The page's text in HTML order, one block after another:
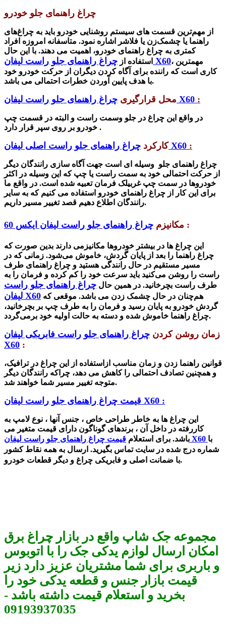
چراغ راهنمای جلو خودرو
از مهم‌ترین قسمت های سیستم روشنایی خودرو باید به چراغ‌های
راهنما یا چشمک‌زن یا فلاشر اشاره نمود. متاسفانه امروزه افراد
کمتری به چراغ راهنمای خودرو، اهمیت می دهند. با این حال
استفاده از چراغ راهنمای جلو راست لیفان X60، مهمترین
کاری است که راننده برای آگاه کردن دیگران از حرکت خودرو خود
با هدف پایین آوردن خطرات احتمالی می باشد.
محل قرارگیری چراغ راهنمای جلو راست لیفان X60 :
در واقع این چراغ در جلو وسمت راست و البته در قسمت چپ
.
کارکردچراغ راهنمای جلو راست اصلی لیفان X60 :
چراغ راهنمای جلو وسیله ای است جهت آگاه سازی رانندگان دیگر
از حرکت احتمالی خود به سمت راست یا چپ که این وسیله در اکثر
خودروها در سمت چپ غربیلک فرمان تعبیه شده است. در واقع ما
برای این کار از چراغ راهنمای خودرو استفاده می کنیم که به سایر
رانندگان اطلاع دهیم قصد تغییر مسیر داریم.
مکانیزم چراغ راهنمای جلو راست لیفان ایکس 60 :
این چراغ ها در بیشتر خودروها مکانیزمی دارند بدین صورت که
چراغ راهنما را بعد از پایان گردش، خاموش می‌شود. زمانی که در
مسیر مستقیم در حال رانندگی هستید و چراغ راهنمای طرف
راست را روشن می‌کنید باید سرعت خود را کم کرده و فرمان را به
طرف راست بچرخانید. در همین حال چراغ راهنمای جلو راست
لیفان X60
گردش خودرو به پایان رسید و فرمان را به طرف چپ بر بچرخانید،
چراغ راهنما خاموش شده و دسته به حالت اولیه خود برمی‌گردد.
زمان روشن کردن چراغ راهنمای جلو راست فابریکی لیفان
X60 :
قوانین راهنما زدن و زمان مناسب ازاستفاده از این چراغ در ترافیک،
و همچنین تصادف احتمالی را کاهش می دهد، چراکه رانندگان دیگر
متوجه تغییر مسیر شما خواهند شد.
قیمت چراغ راهنمای جلو راست لیفان X60 :
این چراغ ها به خاطر طراحی خاص ، جنس آنها ، نوع لامپ به
کاررفته در داخل آن ، برندهای گوناگون دارای قیمت متغیر می
باشد. برای استعلام قیمت چراغ راهنمای جلو راست لیفان X60 با
شماره درج شده در سایت تماس بگیرید. ارسال به همه نقاط کشور
با ضمانت اصلی و فابریکی چراغ و دیگر قطعات خودرو.
مجموعه جک شاپ واقع در بازار چراغ برق
امکان ارسال لوازم یدکی جک را با اتوبوس
و باربری برای شما مشتریان عزیز دارد زیر
قیمت بازار جنس و قطعه یدکی خود را
بخرید و استعلام قیمت داشته باشد -
09193937035